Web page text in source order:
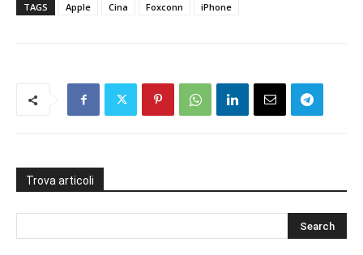
TAGS Apple Cina Foxconn iPhone
Trova articoli